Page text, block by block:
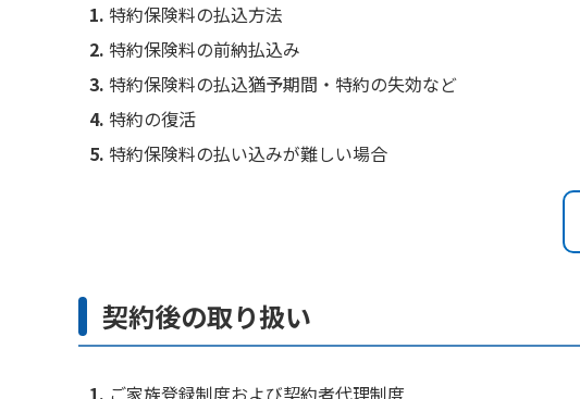
特約保険料の払込方法
特約保険料の前納払込み
特約保険料の払込猶予期間・特約の失効など
特約の復活
特約保険料の払い込みが難しい場合
契約後の取り扱い
ご家族登録制度および契約者代理制度